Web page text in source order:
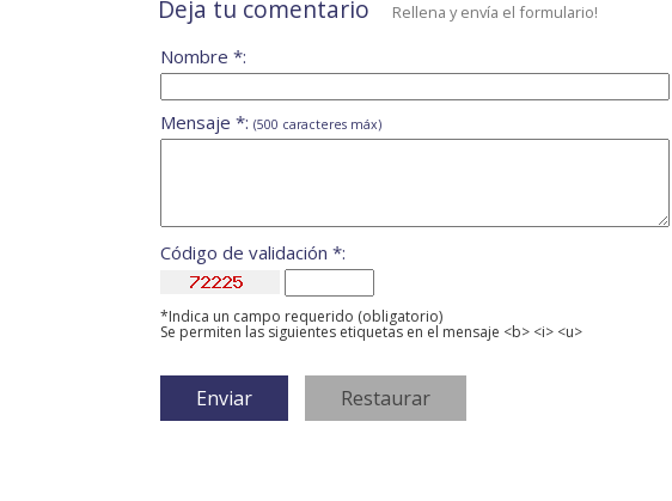
Deja tu comentario Rellena y envía el formulario!
Nombre *:
Mensaje *: (500 caracteres máx)
Código de validación *:
*Indica un campo requerido (obligatorio)
Se permiten las siguientes etiquetas en el mensaje <b> <i> <u>